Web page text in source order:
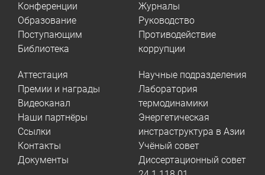
Конференции
Образование
Поступающим
Библиотека
Журналы
Руководство
Противодействие
коррупции
Аттестация
Премии и награды
Видеоканал
Наши партнёры
Ссылки
Контакты
Документы
Научные подразделения
Лаборатория
термодинамики
Энергетическая
инстраструктура в Азии
Учёный совет
Диссертационный совет